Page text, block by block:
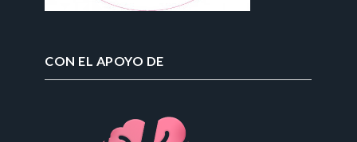
CON EL APOYO DE